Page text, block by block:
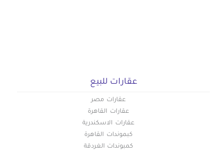
عقارات للبيع
عقارات مصر
عقارات القاهرة
عقارات الاسكندرية
كبموندات القاهرة
كمبوندات الغردقة